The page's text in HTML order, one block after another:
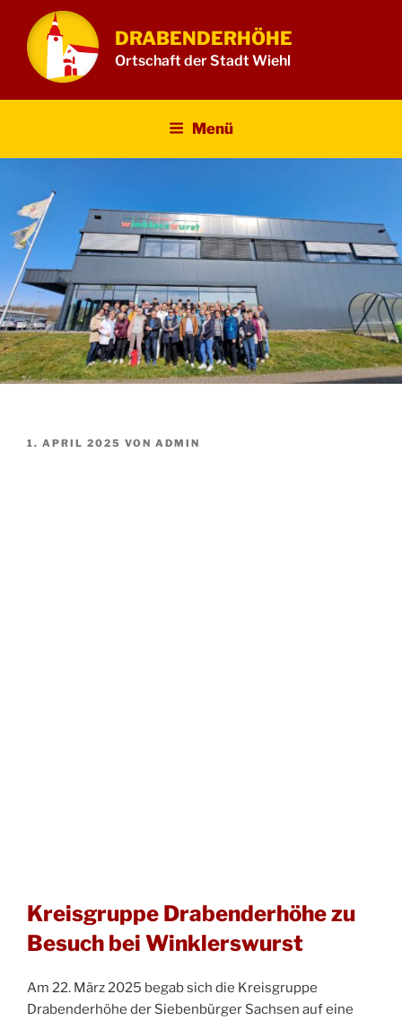
Inhalt
springen
DRABENDERHÖHE
Ortschaft der Stadt Wiehl
Menü
VERÖFFENTLICHT
1. APRIL 2025 VON ADMIN
Kreisgruppe Drabenderhöhe zu
Besuch bei Winklerswurst
Am 22. März 2025 begab sich die Kreisgruppe
Drabenderhöhe der Siebenbürger Sachsen auf eine